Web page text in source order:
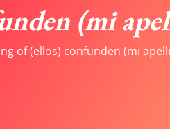
(mi
of (ellos) confunden (mi